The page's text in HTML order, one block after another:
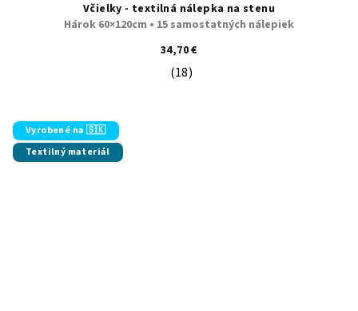
Včielky - textilná nálepka na stenu
Hárok 60×120cm • 15 samostatných nálepiek
34,70 €
Priemerné hodnotenie produktu
(18)
Vyrobené na 🇸🇰
Textilný materiál